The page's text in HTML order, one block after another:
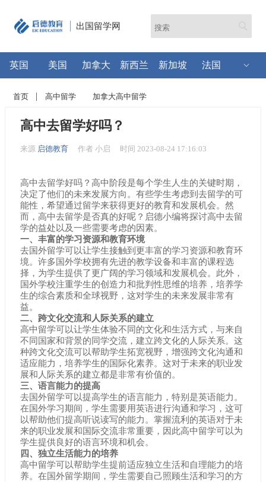
出国留学网
英国 美国 加拿大 新西兰 新加坡 法国
首页 高中留学 加拿大高中留学
高中去留学好吗？
来源 启德教育 作者 小启 时间 2023-08-24 17:16:03
高中去留学好吗？高中阶段是每个学生人生的关键时期，
决定了他们的未来发展方向。有些学生考虑到去留学的可
能性，希望通过留学来获得更好的教育和发展机会。然
而，高中去留学是否真的好呢？启德小编将探讨高中去留
学的益处以及一些需要考虑的因素。
一、丰富的学习资源和教育环境
去国外留学可以让学生接触到更丰富的学习资源和教育环
境。许多国外学校拥有先进的教学设备和丰富的课程选
择，为学生提供了更广阔的学习领域和发展机会。此外，
国外学校注重学生的创造力和批判性思维的培养，培养学
生的综合素质和全球视野，这对学生的未来发展非常有
益。
二、跨文化交流和人际关系的建立
高中留学可以让学生体验不同的文化和生活方式，与来自
不同国家和背景的同学交流，建立跨文化的人际关系。这
种跨文化交流可以帮助学生拓宽视野，增强跨文化沟通和
适应能力，培养学生的国际化素养。这对于未来的职业发
展和人际关系的建立都是非常有价值的。
三、语言能力的提高
去国外留学可以提高学生的语言能力，特别是英语能力。
在国外学习期间，学生需要用英语进行沟通和学习，这可
以帮助他们提高听说读写的能力。掌握流利的英语对于未
来的职业发展和国际交流非常重要，因此高中留学可以为
学生提供良好的语言环境和机会。
四、独立生活能力的培养
高中留学可以帮助学生提前适应独立生活和自理能力的培
养。在国外留学期间，学生需要自己照顾生活和学习的方